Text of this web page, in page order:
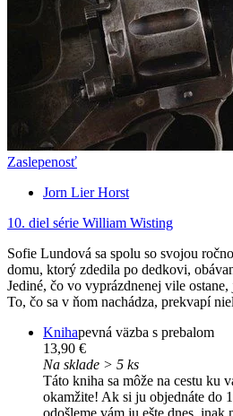
Zaslepenosť
Jorn Lier Horst
10. diel série William Wisting
Sofie Lundová sa spolu so svojou
domu, ktorý zdedila po dedkovi,
Jediné, čo vo vyprázdnenej vile
To, čo sa v ňom nachádza, prekvapí
Knihapevná väzba s prebalom
13,90 €
Na sklade > 5 ks
Táto kniha sa môže na cestu ku
okamžite! Ak si ju objednáte do